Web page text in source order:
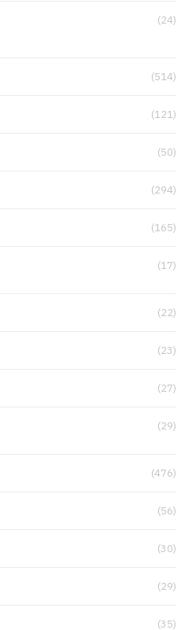
(24)
(514)
(121)
(50)
(294)
(165)
(17)
(22)
(23)
(27)
(29)
(476)
(56)
(30)
(29)
(35)